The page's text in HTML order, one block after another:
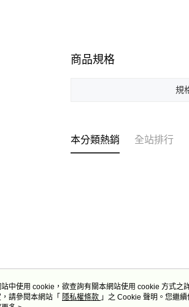
商品規格
規
本分類熱銷 全站排行
關於我們
中使用 cookie，欲查詢有關本網站使用 cookie 方式
請參閱本網站「 隱私權條款 」之 Cookie 聲明。您繼